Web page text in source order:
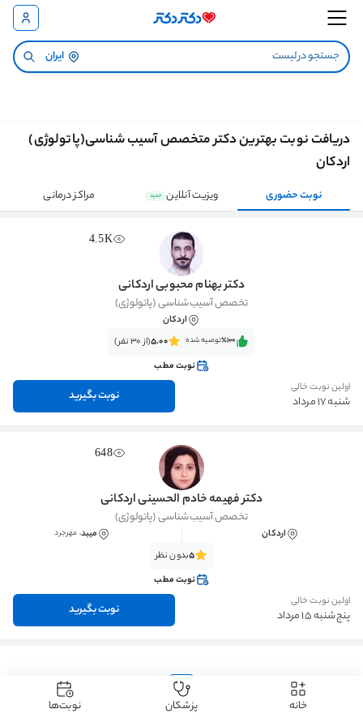
ایران
دریافت نوبت بهترین دکتر متخصص آسیب شناسی(پاتولوژی)
اردکان
نوبت حضوری ویزیت آنلاین جدید مراکز درمانی
4.5K
دکتر بهنام محبوبی اردکانی
تخصص آسیب‌شناسی (پاتولوژی)
اردکان
٪100‌‌‌توصیه شده 5.00(از 30 نفر)
نوبت مطب
اولین نوبت خالی
شنبه 17 مرداد نوبت بگیرید
648
دکتر فهیمه خادم الحسینی اردکانی
تخصص آسیب‌شناسی (پاتولوژی)
اردکان میبد، مهرجرد
5بدون نظر
نوبت مطب
اولین نوبت خالی
پنج‌شنبه 15 مرداد نوبت بگیرید
1
خانه پزشکان نوبت‌ها